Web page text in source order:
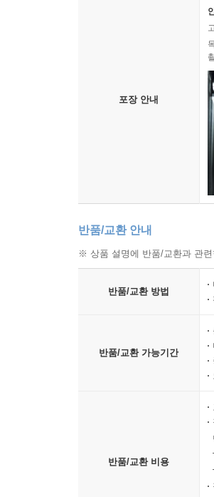
내가 경험하지 않은 세계를
내가 새벽에 일어나는 이
는 나 자신과의 시간이 필요
새벽 운동은 몸과 영혼의
른 새벽빛이 가득 찬 시간
닌 힘으로 무너뜨릴 수 있다.
--- p.241
새벽은 나답게 빛날 수 있
새벽에 쓰는 습관은 하루를
새벽 습관은 자신의 의지
느 순간부터 새벽이 나를
만나고 어떤 환경에 놓이느
포장 안내
반품/교환 안내
※ 상품 설명에 반품/교환과 관
반품/교환 방법
반품/교환 가능기간
반품/교환 비용